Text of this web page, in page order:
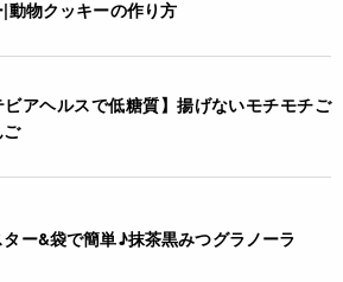
|動物クッキーの作り方
ビアヘルスで低糖質】揚げないモチモチご
ご
ター&袋で簡単♪抹茶黒みつグラノーラ